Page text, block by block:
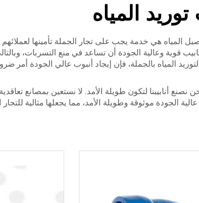
توريد المياه
المياه هي خدمة يجب على تجار الجملة تأمينها
قوية وعالية الجودة أن تساعد في منع التسربات،
المياه بالجملة، فإن إيجاد أنبوب عالي الجودة أمر
نصنع أنابيبنا لتكون طويلة الأمد. لا نستعين بمصانع
الجودة موثوقة وطويلة الأمد، مما يجعلها مثالية